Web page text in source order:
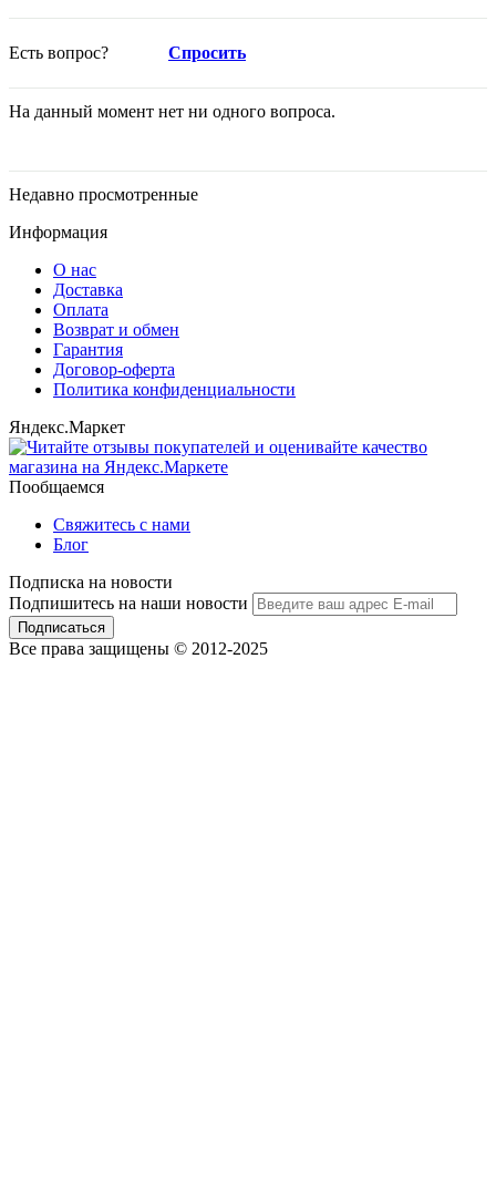
Есть вопрос? Спросить
На данный момент нет ни одного вопроса.
Недавно просмотренные
Информация
О нас
Доставка
Оплата
Возврат и обмен
Гарантия
Договор-оферта
Политика конфиденциальности
Яндекс.Маркет
Пообщаемся
Свяжитесь с нами
Блог
Подписка на новости
Подпишитесь на наши новости
Подписаться
Все права защищены © 2012-2025